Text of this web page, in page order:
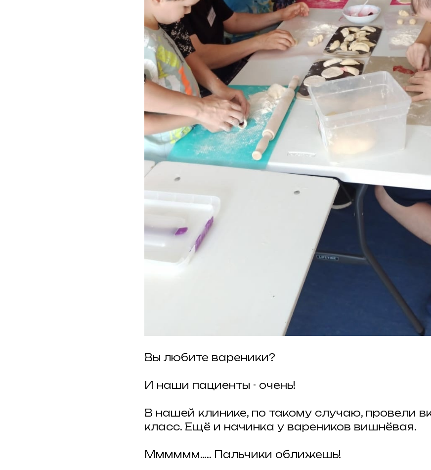
Вы любите вареники?
И наши пациенты - очень!
В нашей клинике, по такому случаю, провели
класс. Ещё и начинка у вареников вишнёвая.
Мммммм….. Пальчики оближешь!